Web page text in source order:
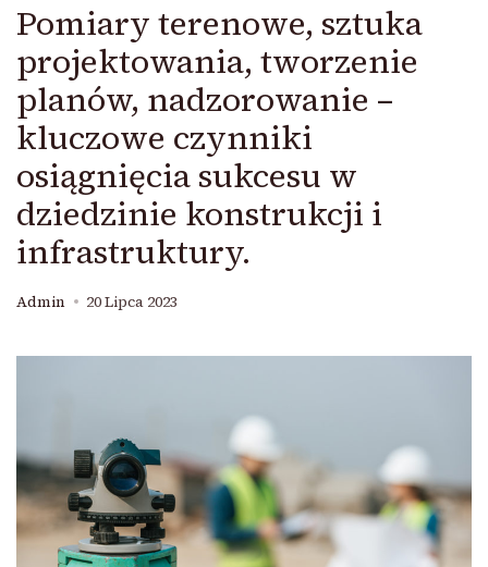
Pomiary terenowe, sztuka
projektowania, tworzenie
planów, nadzorowanie –
kluczowe czynniki
osiągnięcia sukcesu w
dziedzinie konstrukcji i
infrastruktury.
Admin 20 Lipca 2023